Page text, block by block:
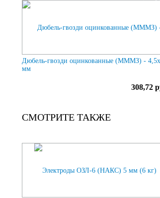
Дюбель-гвозди оцинкованные (МММЗ) -
мм
308,72
СМОТРИТЕ ТАКЖЕ